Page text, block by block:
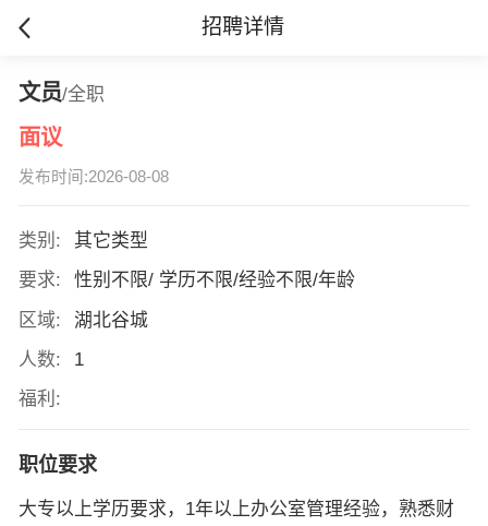
招聘详情
文员/全职
面议
发布时间:2026-08-08
类别:
其它类型
要求:
性别不限/ 学历不限/经验不限/年龄
区域:
湖北谷城
人数:
1
福利:
职位要求
大专以上学历要求，1年以上办公室管理经验，熟悉财